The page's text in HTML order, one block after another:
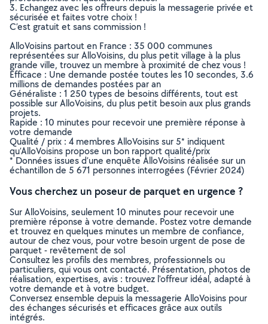
3. Echangez avec les offreurs depuis la messagerie privée et
sécurisée et faites votre choix !
C’est gratuit et sans commission !
AlloVoisins partout en France : 35 000 communes
représentées sur AlloVoisins, du plus petit village à la plus
grande ville, trouvez un membre à proximité de chez vous !
Efficace : Une demande postée toutes les 10 secondes, 3.6
millions de demandes postées par an
Généraliste : 1 250 types de besoins différents, tout est
possible sur AlloVoisins, du plus petit besoin aux plus grands
projets.
Rapide : 10 minutes pour recevoir une première réponse à
votre demande
Qualité / prix : 4 membres AlloVoisins sur 5* indiquent
qu’AlloVoisins propose un bon rapport qualité/prix
* Données issues d’une enquête AlloVoisins réalisée sur un
échantillon de 5 671 personnes interrogées (Février 2024)
Vous cherchez un poseur de parquet en urgence ?
Sur AlloVoisins, seulement 10 minutes pour recevoir une
première réponse à votre demande. Postez votre demande
et trouvez en quelques minutes un membre de confiance,
autour de chez vous, pour votre besoin urgent de pose de
parquet - revêtement de sol
Consultez les profils des membres, professionnels ou
particuliers, qui vous ont contacté. Présentation, photos de
réalisation, expertises, avis : trouvez l'offreur idéal, adapté à
votre demande et à votre budget.
Conversez ensemble depuis la messagerie AlloVoisins pour
des échanges sécurisés et efficaces grâce aux outils
intégrés.